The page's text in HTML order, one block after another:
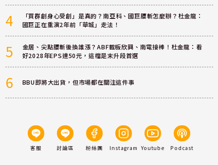
4
「買群創身心受創」是真的？南亞科、國巨腰斬怎麼辦？杜金龍：
國巨正在重演2年前「華城」走法！
5
金居、尖點腰斬後換誰漲？ABF載板欣興、南電接棒！杜金龍：看
好2028年EPS達50元，這檔是末升段首選
6 BBU即將大出貨，但市場都在關注這件事
客服 討論區 粉絲團 Instagram Youtube Podcast